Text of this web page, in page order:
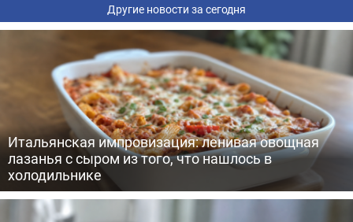
Другие новости за сегодня
Итальянская импровизация: ленивая овощная
лазанья с сыром из того, что нашлось в
холодильнике